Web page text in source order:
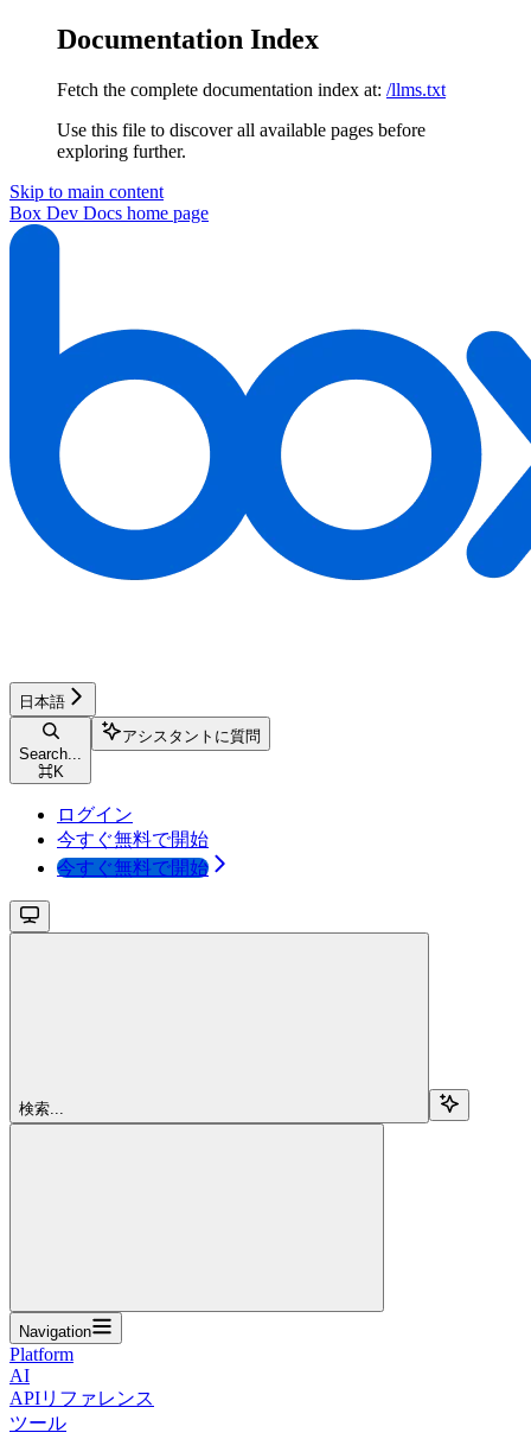
Documentation Index
Fetch the complete documentation index at: /llms.txt
Use this file to discover all available pages before
exploring further.
Skip to main content
Box Dev Docs home page
日本語
Search...
⌘K
アシスタントに質問
ログイン
今すぐ無料で開始
今すぐ無料で開始
検索...
Navigation
Platform
AI
APIリファレンス
ツール